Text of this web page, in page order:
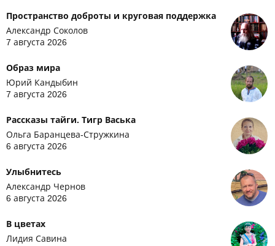
Пространство доброты и круговая поддержка
Александр Соколов
7 августа 2026
Образ мира
Юрий Кандыбин
7 августа 2026
Рассказы тайги. Тигр Васька
Ольга Баранцева-Стружкина
6 августа 2026
Улыбнитесь
Александр Чернов
6 августа 2026
В цветах
Лидия Савина